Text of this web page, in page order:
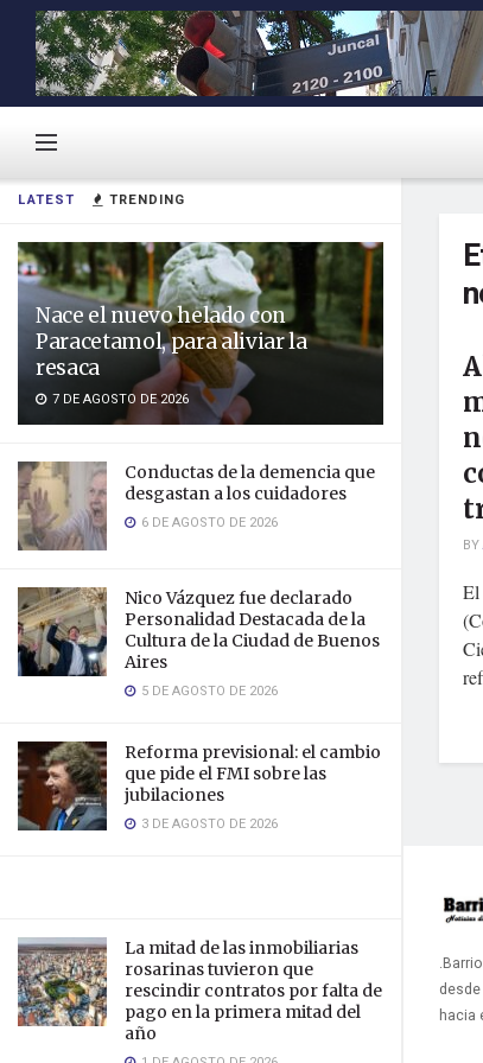
LATEST TRENDING
Nace el nuevo helado con
Paracetamol, para aliviar la
resaca
7 DE AGOSTO DE 2026
Conductas de la demencia que
desgastan a los cuidadores
6 DE AGOSTO DE 2026
Nico Vázquez fue declarado
Personalidad Destacada de la
Cultura de la Ciudad de Buenos
Aires
5 DE AGOSTO DE 2026
Reforma previsional: el cambio
que pide el FMI sobre las
jubilaciones
3 DE AGOSTO DE 2026
La mitad de las inmobiliarias
rosarinas tuvieron que
rescindir contratos por falta de
pago en la primera mitad del
año
BY
El
hacia